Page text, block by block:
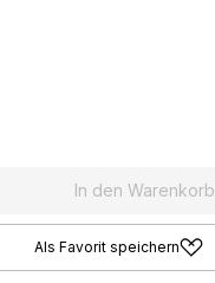
In den Warenkorb
Als Favorit speichern